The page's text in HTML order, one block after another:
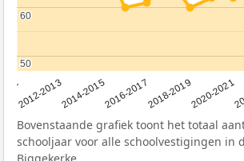
2012-20132014-20152016-20172018-20192020-2021
50
50
60
60
Bovenstaande grafiek toont het totaal
schooljaar voor alle schoolvestigingen in